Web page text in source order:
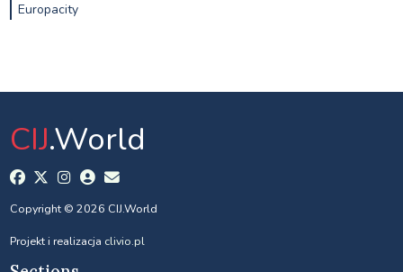
Europacity
CIJ.World
Copyright © 2026 CIJ.World
Projekt i realizacja clivio.pl